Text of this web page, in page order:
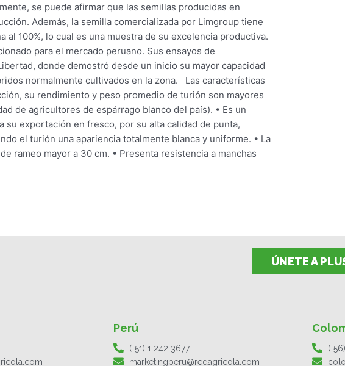
se puede afirmar que las semillas producidas en
Además, la semilla comercializada por Limgroup tiene
100%, lo cual es una muestra de su excelencia productiva.
para el mercado peruano. Sus ensayos de
donde demostró desde un inicio su mayor capacidad
normalmente cultivados en la zona. Las características
su rendimiento y peso promedio de turión son mayores
de agricultores de espárrago blanco del país). • Es un
exportación en fresco, por su alta calidad de punta,
el turión una apariencia totalmente blanca y uniforme. • La
rameo mayor a 30 cm. • Presenta resistencia a manchas
ÚNETE A
Perú
(+51) 1 242 3677
marketingperu@redagricola.com